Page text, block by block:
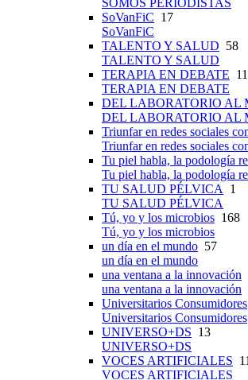
SOMOS PERIODISTAS
SoVanFiC 17
SoVanFiC
TALENTO Y SALUD 58
TALENTO Y SALUD
TERAPIA EN DEBATE 11
TERAPIA EN DEBATE
DEL LABORATORIO AL
DEL LABORATORIO AL
Triunfar en redes sociales
Triunfar en redes sociales
Tu piel habla, la podología
Tu piel habla, la podología
TU SALUD PÉLVICA
1
TU SALUD PÉLVICA
Tú, yo y los microbios 168
Tú, yo y los microbios
un día en el mundo 57
un día en el mundo
una ventana a la innovación
una ventana a la innovación
Universitarios Consumidores
Universitarios Consumidores
UNIVERSO+DS 13
UNIVERSO+DS
VOCES ARTIFICIALES 11
VOCES ARTIFICIALES